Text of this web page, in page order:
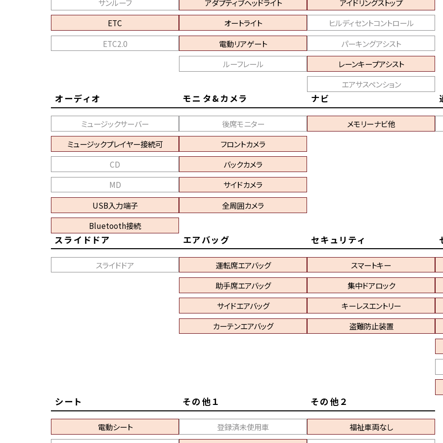
サンルーフ
ETC
ETC2.0
アダプティブヘッドライト
オートライト
電動リアゲート
ルーフレール
アイドリングストップ
ヒルディセントコントロール
パーキングアシスト
レーンキープアシスト
エアサスペンション
オーディオ
ミュージックサーバー
ミュージックプレイヤー接続可
CD
MD
USB入力端子
Bluetooth接続
モニタ&カメラ
後席モニター
フロントカメラ
バックカメラ
サイドカメラ
全周囲カメラ
ナビ
メモリーナビ他
スライドドア
スライドドア
エアバッグ
運転席エアバッグ
助手席エアバッグ
サイドエアバッグ
カーテンエアバッグ
セキュリティ
スマートキー
集中ドアロック
キーレスエントリー
盗難防止装置
シート
電動シート
その他１
登録済未使用車
その他２
福祉車両なし